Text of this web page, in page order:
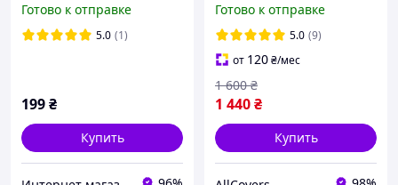
Готово к отправке
5.0 (1)
199₴
Купить
| Альбом для
нумизматики | Черный
Готово к отправке
5.0 (9)
от 120₴/мес
1 440₴
1 600 ₴
Купить